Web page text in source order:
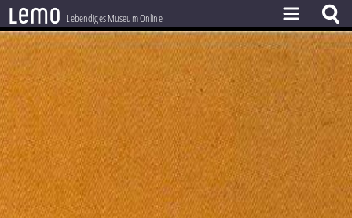
lemo Lebendiges Museum Online
ZEITSTRAHL
THEMEN
ZEITZEUGEN
BESTAND
LERNEN
PROJEKT